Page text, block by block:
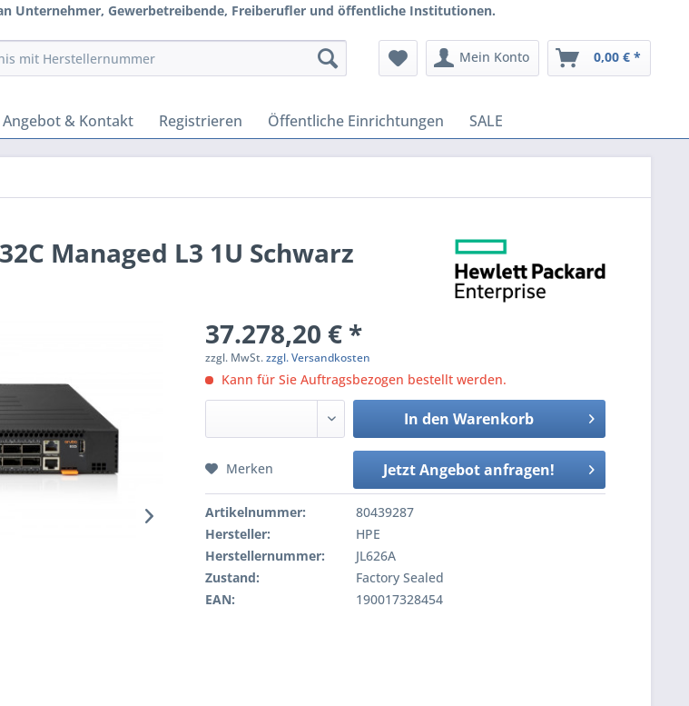
Unternehmer, Gewerbetreibende, Freiberufler und öffentliche Institutionen.
Mein Konto 0,00 € *
Angebot & Kontakt Registrieren Öffentliche Einrichtungen SALE
Managed L3 1U Schwarz
37.278,20 € *
zzgl. MwSt.zzgl. Versandkosten
Kann für Sie Auftragsbezogen bestellt werden.
In den Warenkorb
Jetzt Angebot anfragen!
Merken
Artikelnummer:
80439287
Hersteller:
HPE
Herstellernummer:
JL626A
Zustand:
Factory Sealed
EAN:
190017328454